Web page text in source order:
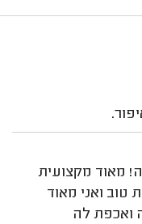
מאוד מקצועית
טוב ואני מאוד
ואכפת לה